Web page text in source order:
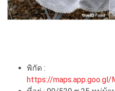
พิกัด :
https://maps.app.goo.gl/